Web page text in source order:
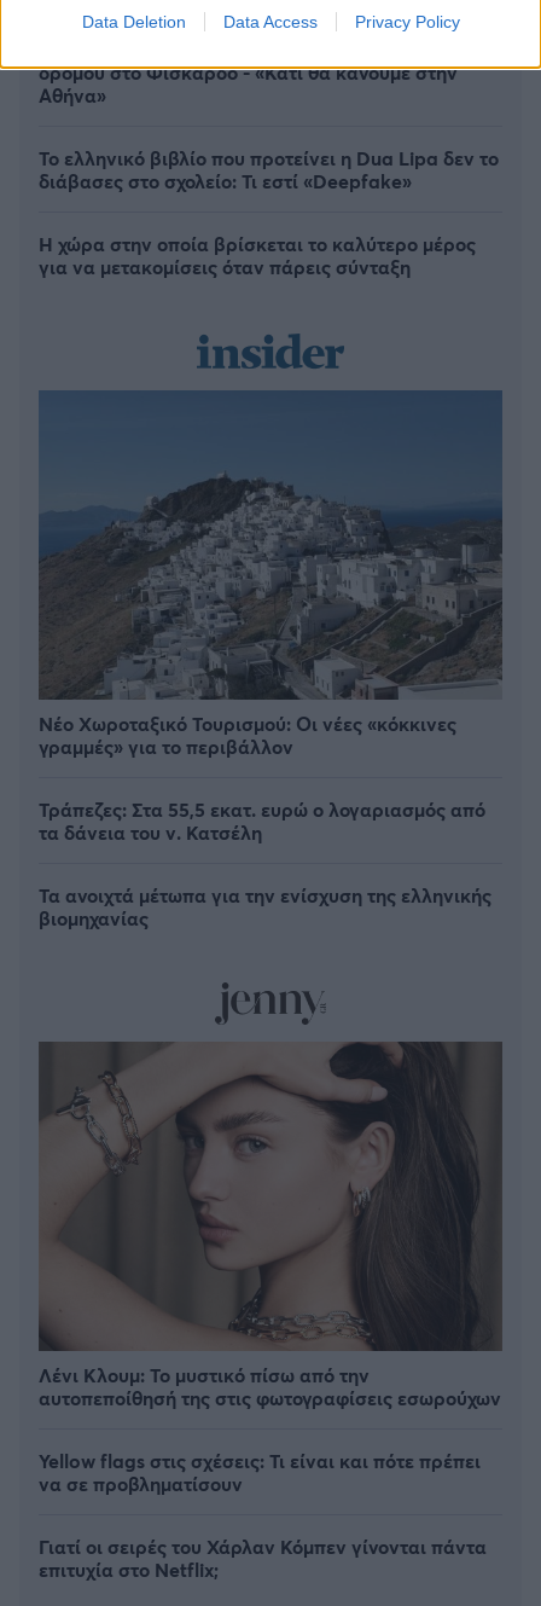
Data Deletion Data Access Privacy Policy
δρόμου στο Φισκάρδο - «Κάτι θα κάνουμε στην
Αθήνα»
Το ελληνικό βιβλίο που προτείνει η Dua Lipa δεν το
διάβασες στο σχολείο: Τι εστί «Deepfake»
Η χώρα στην οποία βρίσκεται το καλύτερο μέρος
για να μετακομίσεις όταν πάρεις σύνταξη
Νέο Χωροταξικό Τουρισμού: Οι νέες «κόκκινες
γραμμές» για το περιβάλλον
Τράπεζες: Στα 55,5 εκατ. ευρώ ο λογαριασμός από
τα δάνεια του ν. Κατσέλη
Τα ανοιχτά μέτωπα για την ενίσχυση της ελληνικής
βιομηχανίας
Λένι Κλουμ: Το μυστικό πίσω από την
αυτοπεποίθησή της στις φωτογραφίσεις εσωρούχων
Yellow flags στις σχέσεις: Τι είναι και πότε πρέπει
να σε προβληματίσουν
Γιατί οι σειρές του Χάρλαν Κόμπεν γίνονται πάντα
επιτυχία στο Netflix;